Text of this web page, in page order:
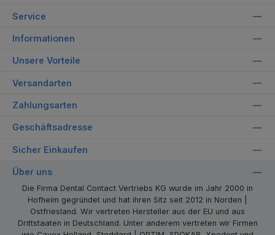
Service
Informationen
Unsere Vorteile
Versandarten
Zahlungsarten
Geschäftsadresse
Sicher Einkaufen
Über uns
Die Firma Dental Contact Vertriebs KG wurde im Jahr 2000 in
Hofheim gegründet und hat ihren Sitz seit 2012 in Norden |
Ostfriesland. Wir vertreten Hersteller aus der EU und aus
Drittstaaten in Deutschland. Unter anderem vertreten wir Firmen